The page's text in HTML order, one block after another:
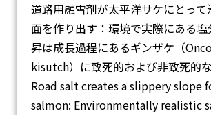
道路用融雪剤が太平洋サケにとっ
面を作り出す：環境で実際にある
昇は成長過程にあるギンザケ（
kisutch）に致死的および非致死的
Road salt creates a slippery slope
salmon: Environmentally realistic